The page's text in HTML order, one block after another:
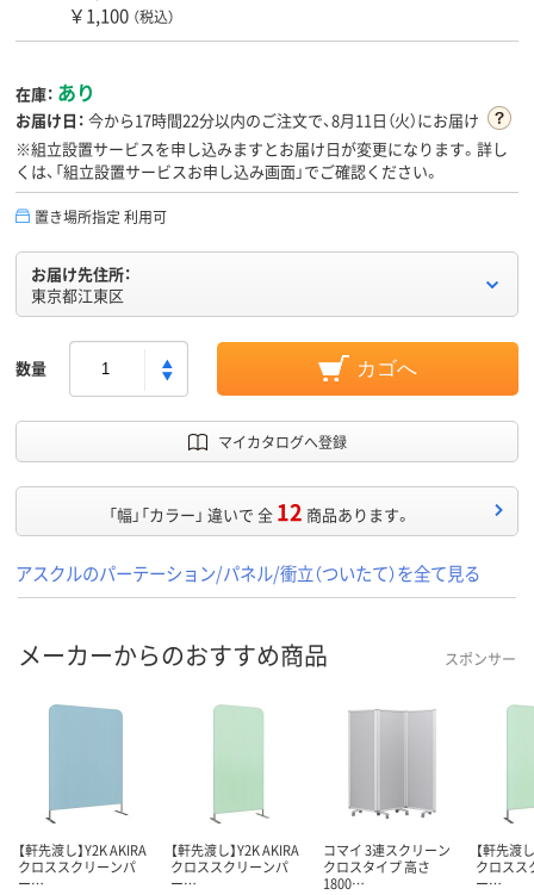
￥1,100 （税込）
在庫： あり
お届け日： 今から17時間22分以内のご注文で、8月11日（火）にお届け
※組立設置サービスを申し込みますとお届け日が変更になります。詳し
くは、「組立設置サービスお申し込み画面」でご確認ください。
置き場所指定 利用可
お届け先住所：
東京都江東区
数量 カゴへ
マイカタログへ登録
「幅」「カラー」 違いで 全 12 商品あります。
アスクルのパーテーション/パネル/衝立（ついたて）を全て見る
メーカーからのおすすめ商品 スポンサー
【軒先渡し】Y2K AKIRA
クロススクリーンパ
ー…
【軒先渡し】Y2K AKIRA
クロススクリーンパ
ー…
コマイ 3連スクリーン
クロスタイプ 高さ
1800…
【軒先渡
クロスス
ー…